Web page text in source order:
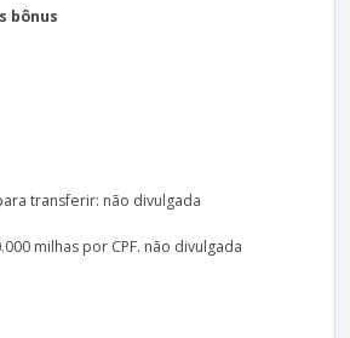
bônus
transferir: não divulgada
milhas por CPF. não divulgada